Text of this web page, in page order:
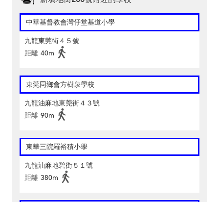
中華基督教會灣仔堂基道小學
九龍東莞街４５號
距離 40m
東莞同鄉會方樹泉學校
九龍油麻地東莞街４３號
距離 90m
東華三院羅裕積小學
九龍油麻地碧街５１號
距離 380m